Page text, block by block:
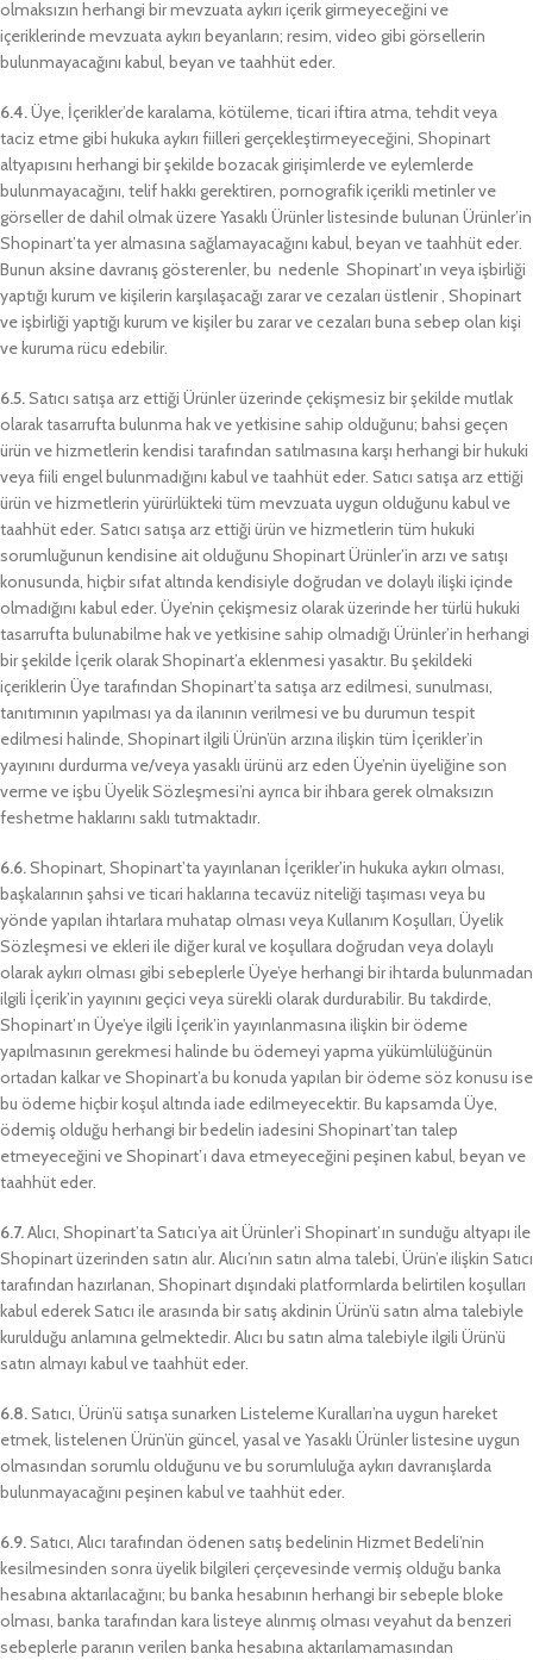
olmaksızın herhangi bir mevzuata aykırı içerik girmeyeceğini ve
içeriklerinde mevzuata aykırı beyanların; resim, video gibi görsellerin
bulunmayacağını kabul, beyan ve taahhüt eder.
6.4.Üye, İçerikler’de karalama, kötüleme, ticari iftira atma, tehdit veya
taciz etme gibi hukuka aykırı fiilleri gerçekleştirmeyeceğini, Shopinart
altyapısını herhangi bir şekilde bozacak girişimlerde ve eylemlerde
bulunmayacağını, telif hakkı gerektiren, pornografik içerikli metinler ve
görseller de dahil olmak üzere Yasaklı Ürünler listesinde bulunan Ürünler’in
Shopinart’ta yer almasına sağlamayacağını kabul, beyan ve taahhüt eder.
Bunun aksine davranış gösterenler, bu nedenle Shopinart’ın veya işbirliği
yaptığı kurum ve kişilerin karşılaşacağı zarar ve cezaları üstlenir , Shopinart
ve işbirliği yaptığı kurum ve kişiler bu zarar ve cezaları buna sebep olan kişi
ve kuruma rücu edebilir.
6.5.Satıcı satışa arz ettiği Ürünler üzerinde çekişmesiz bir şekilde mutlak
olarak tasarrufta bulunma hak ve yetkisine sahip olduğunu; bahsi geçen
ürün ve hizmetlerin kendisi tarafından satılmasına karşı herhangi bir hukuki
veya fiili engel bulunmadığını kabul ve taahhüt eder. Satıcı satışa arz ettiği
ürün ve hizmetlerin yürürlükteki tüm mevzuata uygun olduğunu kabul ve
taahhüt eder. Satıcı satışa arz ettiği ürün ve hizmetlerin tüm hukuki
sorumluğunun kendisine ait olduğunu Shopinart Ürünler’in arzı ve satışı
konusunda, hiçbir sıfat altında kendisiyle doğrudan ve dolaylı ilişki içinde
olmadığını kabul eder. Üye’nin çekişmesiz olarak üzerinde her türlü hukuki
tasarrufta bulunabilme hak ve yetkisine sahip olmadığı Ürünler’in herhangi
bir şekilde İçerik olarak Shopinart’a eklenmesi yasaktır. Bu şekildeki
içeriklerin Üye tarafından Shopinart’ta satışa arz edilmesi, sunulması,
tanıtımının yapılması ya da ilanının verilmesi ve bu durumun tespit
edilmesi halinde, Shopinart ilgili Ürün’ün arzına ilişkin tüm İçerikler’in
yayınını durdurma ve/veya yasaklı ürünü arz eden Üye’nin üyeliğine son
verme ve işbu Üyelik Sözleşmesi’ni ayrıca bir ihbara gerek olmaksızın
feshetme haklarını saklı tutmaktadır.
6.6.Shopinart, Shopinart’ta yayınlanan İçerikler’in hukuka aykırı olması,
başkalarının şahsi ve ticari haklarına tecavüz niteliği taşıması veya bu
yönde yapılan ihtarlara muhatap olması veya Kullanım Koşulları, Üyelik
Sözleşmesi ve ekleri ile diğer kural ve koşullara doğrudan veya dolaylı
olarak aykırı olması gibi sebeplerle Üye’ye herhangi bir ihtarda bulunmadan
ilgili İçerik’in yayınını geçici veya sürekli olarak durdurabilir. Bu takdirde,
Shopinart’ın Üye’ye ilgili İçerik’in yayınlanmasına ilişkin bir ödeme
yapılmasının gerekmesi halinde bu ödemeyi yapma yükümlülüğünün
ortadan kalkar ve Shopinart’a bu konuda yapılan bir ödeme söz konusu ise
bu ödeme hiçbir koşul altında iade edilmeyecektir. Bu kapsamda Üye,
ödemiş olduğu herhangi bir bedelin iadesini Shopinart’tan talep
etmeyeceğini ve Shopinart’ı dava etmeyeceğini peşinen kabul, beyan ve
taahhüt eder.
6.7.Alıcı, Shopinart’ta Satıcı’ya ait Ürünler’i Shopinart’ın sunduğu altyapı ile
Shopinart üzerinden satın alır. Alıcı’nın satın alma talebi, Ürün’e ilişkin Satıcı
tarafından hazırlanan, Shopinart dışındaki platformlarda belirtilen koşulları
kabul ederek Satıcı ile arasında bir satış akdinin Ürün’ü satın alma talebiyle
kurulduğu anlamına gelmektedir. Alıcı bu satın alma talebiyle ilgili Ürün’ü
satın almayı kabul ve taahhüt eder.
6.8.Satıcı, Ürün’ü satışa sunarken Listeleme Kuralları’na uygun hareket
etmek, listelenen Ürün’ün güncel, yasal ve Yasaklı Ürünler listesine uygun
olmasından sorumlu olduğunu ve bu sorumluluğa aykırı davranışlarda
bulunmayacağını peşinen kabul ve taahhüt eder.
6.9.Satıcı, Alıcı tarafından ödenen satış bedelinin Hizmet Bedeli’nin
kesilmesinden sonra üyelik bilgileri çerçevesinde vermiş olduğu banka
hesabına aktarılacağını; bu banka hesabının herhangi bir sebeple bloke
olması, banka tarafından kara listeye alınmış olması veyahut da benzeri
sebeplerle paranın verilen banka hesabına aktarılamamasından